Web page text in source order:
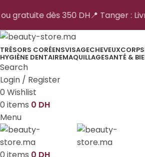
TRÉSORS CORÉENSVISAGECHEVEUXCORPS
HYGIÈNE DENTAIREMAQUILLAGESANTÉ &
Search
Login / Register
0 Wishlist
0 items 0 DH
Menu
gratuite dès 350 DH📍 Tanger :